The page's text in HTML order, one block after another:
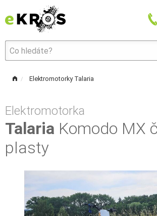
Elektromotorky Talaria
Elektromotorka
Talaria Komodo MX
plasty